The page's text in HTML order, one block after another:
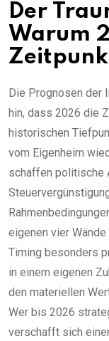
Der
Warum
Die Prognosen der
hin, dass 2026 die
historischen
vom Eigenheim
schaffen politische
eigenen vier
Timing besonders
in einem eigenen
den materiellen
Wer bis 2026
verschafft sich